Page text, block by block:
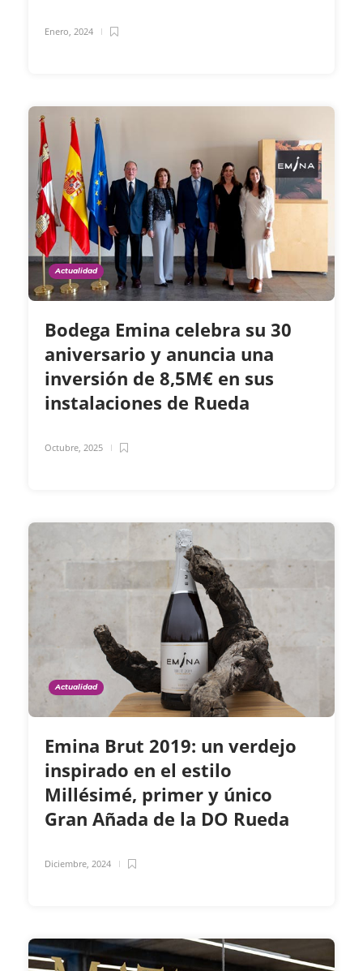
Enero, 2024
Actualidad
Bodega Emina celebra su 30
aniversario y anuncia una
inversión de 8,5M€ en sus
instalaciones de Rueda
Octubre, 2025
Actualidad
Emina Brut 2019: un verdejo
inspirado en el estilo
Millésimé, primer y único
Gran Añada de la DO Rueda
Diciembre, 2024